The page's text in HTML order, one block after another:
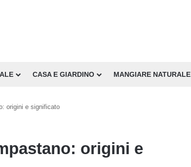
CASA E GIARDINO MANGIARE NATURALE
origini e significato
origini e